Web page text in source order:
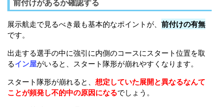
展示航走で見るべき最も基本的なポイントが、 前付けの有無
です。
出走する選手の中に強引に内側のコースにスタート位置を取
るイン屋がいると、スタート隊形が崩れやすくなります。
スタート隊形が崩れると、 想定していた展開と異なるなんて
ことが頻発し不的中の原因になるでしょう。